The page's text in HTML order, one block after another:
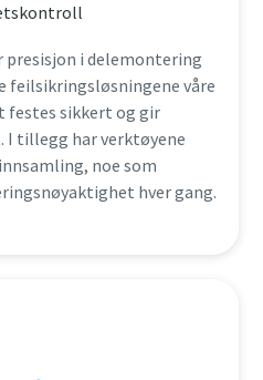
i delemontering
feilsikringsløsningene våre
festes sikkert og gir
tillegg har verktøyene
noe som
hver gang.